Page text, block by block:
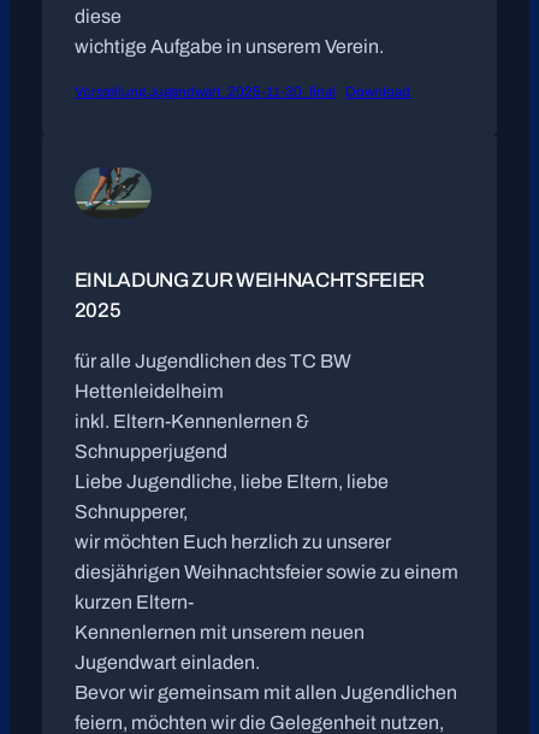
diese
wichtige Aufgabe in unserem Verein.
Vorstellung Jugendwart_2025-11-30_final Download
EINLADUNG ZUR WEIHNACHTSFEIER
2025
für alle Jugendlichen des TC BW
Hettenleidelheim
inkl. Eltern-Kennenlernen &
Schnupperjugend
Liebe Jugendliche, liebe Eltern, liebe
Schnupperer,
wir möchten Euch herzlich zu unserer
diesjährigen Weihnachtsfeier sowie zu einem
kurzen Eltern-
Kennenlernen mit unserem neuen
Jugendwart einladen.
Bevor wir gemeinsam mit allen Jugendlichen
feiern, möchten wir die Gelegenheit nutzen,